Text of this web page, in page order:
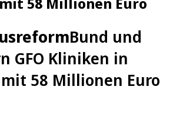
Bund und
GFO Kliniken in
58 Millionen Euro